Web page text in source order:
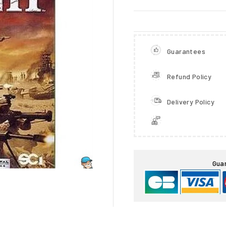

Guarantees
Refund Policy
Delivery Policy